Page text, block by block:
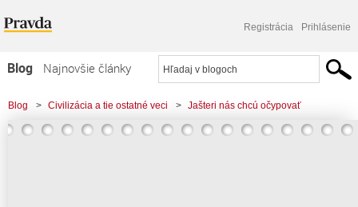
Registrácia Prihlásenie
Blog
Najnovšie články
Najčítanejšie články
Najkomentovanejšie články
Blog > Civilizácia a tie ostatné veci > Jašteri nás chcú očypovať